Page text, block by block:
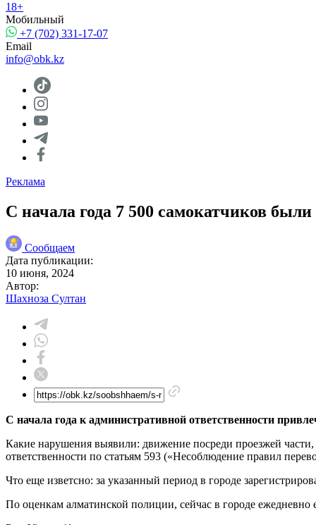
18+
Мобильный
+7 (702) 331-17-07
Email
info@obk.kz
Реклама
С начала года 7 500 самокатчиков
Сообщаем
Дата публикации:
10 июня, 2024
Автор:
Шахноза Султан
С начала года к административной ответственности
Какие нарушения выявили: движение посреди проезжей
ответственности по статьям 593 («Несоблюдение правил
Что еще изветсно: за указанный период в городе
По оценкам алматинской полиции, сейчас в городе